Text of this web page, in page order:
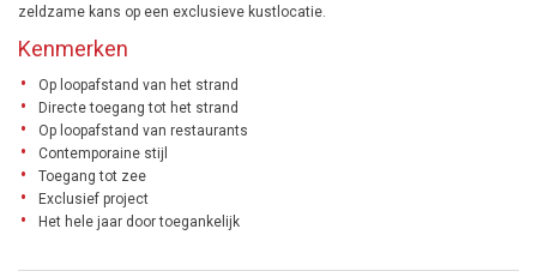
zeldzame kans op een exclusieve kustlocatie.
Kenmerken
Op loopafstand van het strand
Directe toegang tot het strand
Op loopafstand van restaurants
Contemporaine stijl
Toegang tot zee
Exclusief project
Het hele jaar door toegankelijk